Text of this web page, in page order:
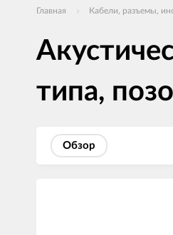
Главная Кабели, разъемы,
типа,
Обзор